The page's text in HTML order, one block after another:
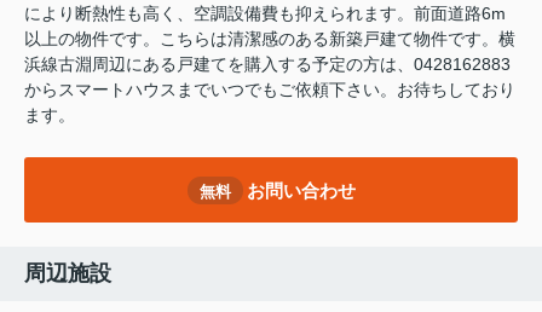
により断熱性も高く、空調設備費も抑えられます。前面道路6m
以上の物件です。こちらは清潔感のある新築戸建て物件です。横
浜線古淵周辺にある戸建てを購入する予定の方は、0428162883
からスマートハウスまでいつでもご依頼下さい。お待ちしており
ます。
無料 お問い合わせ
周辺施設